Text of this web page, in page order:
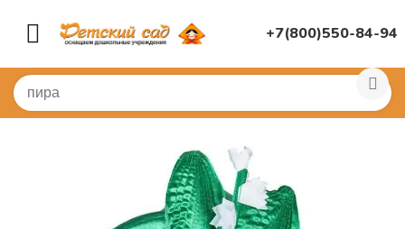
+7(800)550-84-94
Главная Шапочки